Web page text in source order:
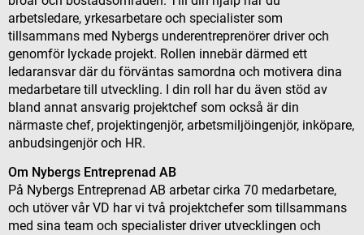
arbetsledare, yrkesarbetare och specialister som
tillsammans med Nybergs underentreprenörer driver och
genomför lyckade projekt. Rollen innebär därmed ett
ledaransvar där du förväntas samordna och motivera dina
medarbetare till utveckling. I din roll har du även stöd av
bland annat ansvarig projektchef som också är din
närmaste chef, projektingenjör, arbetsmiljöingenjör, inköpare,
anbudsingenjör och HR.
Om Nybergs Entreprenad AB
På Nybergs Entreprenad AB arbetar cirka 70 medarbetare,
och utöver vår VD har vi två projektchefer som tillsammans
med sina team och specialister driver utvecklingen och